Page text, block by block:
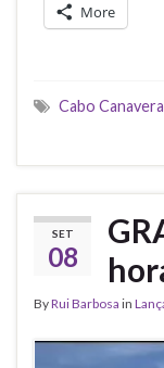
More
Cabo
SET
08
ByRui Barbosa in